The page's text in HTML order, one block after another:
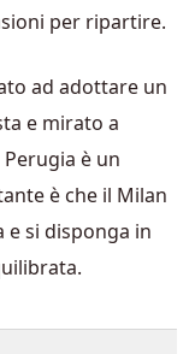
per ripartire.
ad adottare un
e mirato a
è un
è che il Milan
e si disponga in